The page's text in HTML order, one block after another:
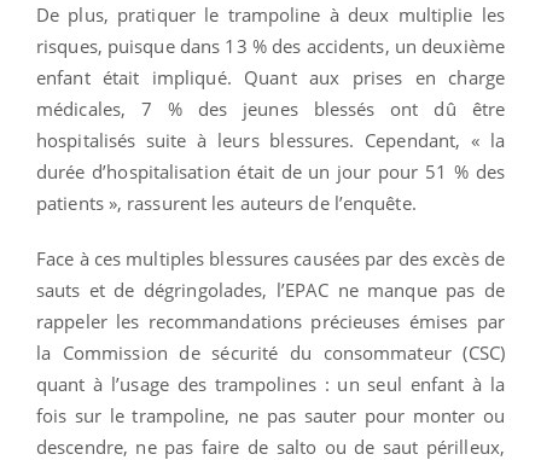
De plus, pratiquer le trampoline à deux multiplie les
risques, puisque dans 13 % des accidents, un deuxième
enfant était impliqué. Quant aux prises en charge
médicales, 7 % des jeunes blessés ont dû être
hospitalisés suite à leurs blessures. Cependant, « la
durée d’hospitalisation était de un jour pour 51 % des
patients », rassurent les auteurs de l’enquête.
Face à ces multiples blessures causées par des excès de
sauts et de dégringolades, l’EPAC ne manque pas de
rappeler les recommandations précieuses émises par
la Commission de sécurité du consommateur (CSC)
quant à l’usage des trampolines : un seul enfant à la
fois sur le trampoline, ne pas sauter pour monter ou
descendre, ne pas faire de salto ou de saut périlleux,